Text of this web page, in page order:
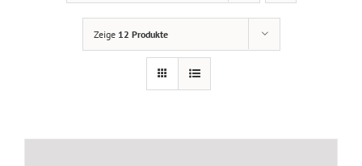
Zeige 12 Produkte